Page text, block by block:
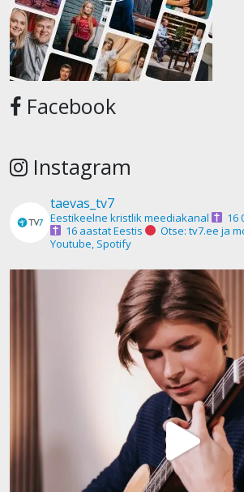
Facebook
Instagram
taevas_tv7
Eestikeelne kristlik meediakanal
16
16 aastat Eestis
Otse: tv7.ee ja
Youtube, Spotify